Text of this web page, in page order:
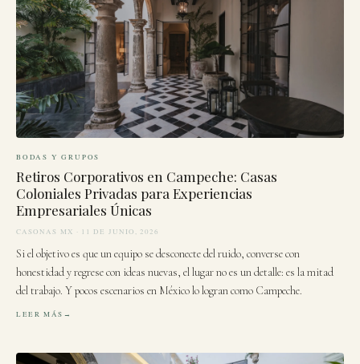
BODAS Y GRUPOS
Retiros Corporativos en Campeche: Casas
Coloniales Privadas para Experiencias
Empresariales Únicas
CASONAS MX · 11 DE JUNIO, 2026
Si el objetivo es que un equipo se desconecte del ruido, converse con
honestidad y regrese con ideas nuevas, el lugar no es un detalle: es la mitad
del trabajo. Y pocos escenarios en México lo logran como Campeche.
LEER MÁS